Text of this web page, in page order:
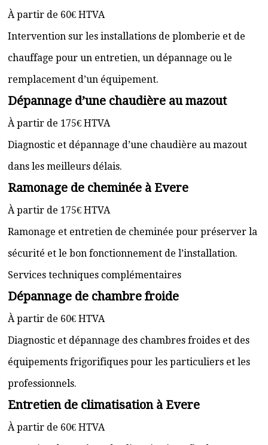
À partir de 60€ HTVA
Intervention sur les installations de plomberie et de
chauffage pour un entretien, un dépannage ou le
remplacement d’un équipement.
Dépannage d’une chaudière au mazout
À partir de 175€ HTVA
Diagnostic et dépannage d’une chaudière au mazout
dans les meilleurs délais.
Ramonage de cheminée à Evere
À partir de 175€ HTVA
Ramonage et entretien de cheminée pour préserver la
sécurité et le bon fonctionnement de l’installation.
Services techniques complémentaires
Dépannage de chambre froide
À partir de 60€ HTVA
Diagnostic et dépannage des chambres froides et des
équipements frigorifiques pour les particuliers et les
professionnels.
Entretien de climatisation à Evere
À partir de 60€ HTVA